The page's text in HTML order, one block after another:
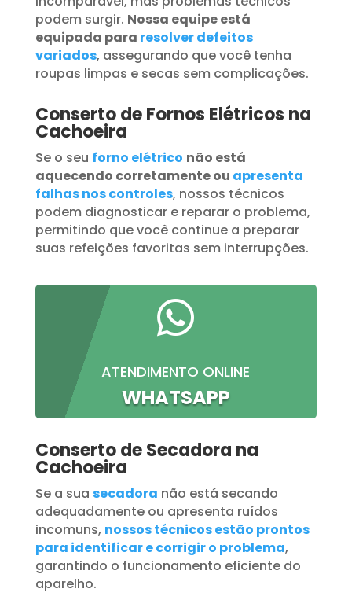
podem surgir. Nossa equipe está
equipada para resolver defeitos
variados, assegurando que você tenha
roupas limpas e secas sem complicações.
Conserto de Fornos Elétricos na
Cachoeira
Se o seu forno elétrico não está
aquecendo corretamente ou apresenta
falhas nos controles, nossos técnicos
podem diagnosticar e reparar o problema,
permitindo que você continue a preparar
suas refeições favoritas sem interrupções.

ATENDIMENTO ONLINE
WHATSAPP
Conserto de Secadora na
Cachoeira
Se a sua secadora não está secando
adequadamente ou apresenta ruídos
incomuns, nossos técnicos estão prontos
para identificar e corrigir o problema,
garantindo o funcionamento eficiente do
aparelho.